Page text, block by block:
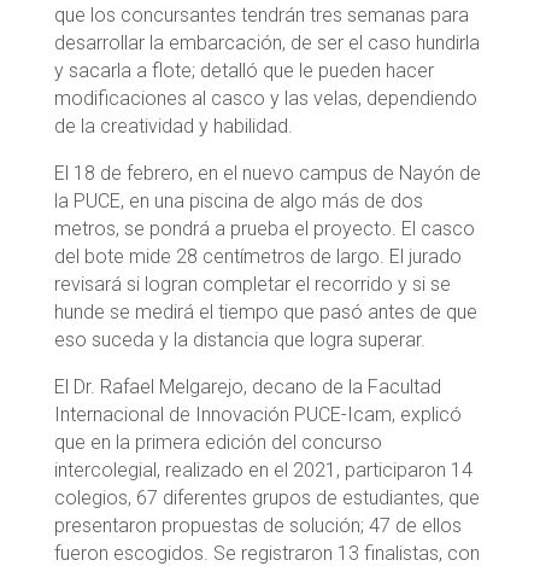
que los concursantes tendrán tres semanas para
desarrollar la embarcación, de ser el caso hundirla
y sacarla a flote; detalló que le pueden hacer
modificaciones al casco y las velas, dependiendo
de la creatividad y habilidad.
El 18 de febrero, en el nuevo campus de Nayón de
la PUCE, en una piscina de algo más de dos
metros, se pondrá a prueba el proyecto. El casco
del bote mide 28 centímetros de largo. El jurado
revisará si logran completar el recorrido y si se
hunde se medirá el tiempo que pasó antes de que
eso suceda y la distancia que logra superar.
El Dr. Rafael Melgarejo, decano de la Facultad
Internacional de Innovación PUCE-Icam, explicó
que en la primera edición del concurso
intercolegial, realizado en el 2021, participaron 14
colegios, 67 diferentes grupos de estudiantes, que
presentaron propuestas de solución; 47 de ellos
fueron escogidos. Se registraron 13 finalistas, con